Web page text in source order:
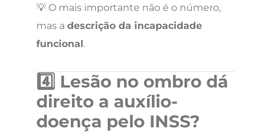
💡 O mais importante não é o número,
mas a descrição da incapacidade
funcional.
4️⃣ Lesão no ombro dá
direito a auxílio-
doença pelo INSS?